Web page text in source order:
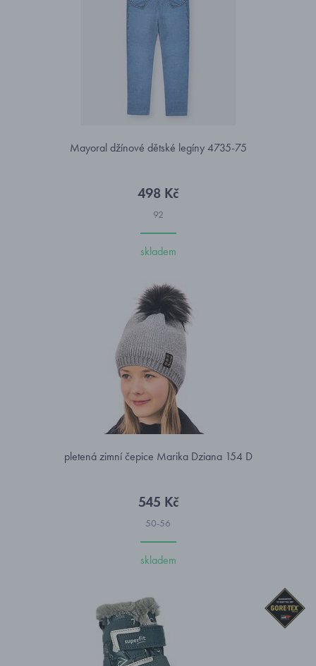
Mayoral džínové dětské legíny 4735-75
498 Kč
92
skladem
pletená zimní čepice Marika Dziana 154 D
545 Kč
50-56
skladem